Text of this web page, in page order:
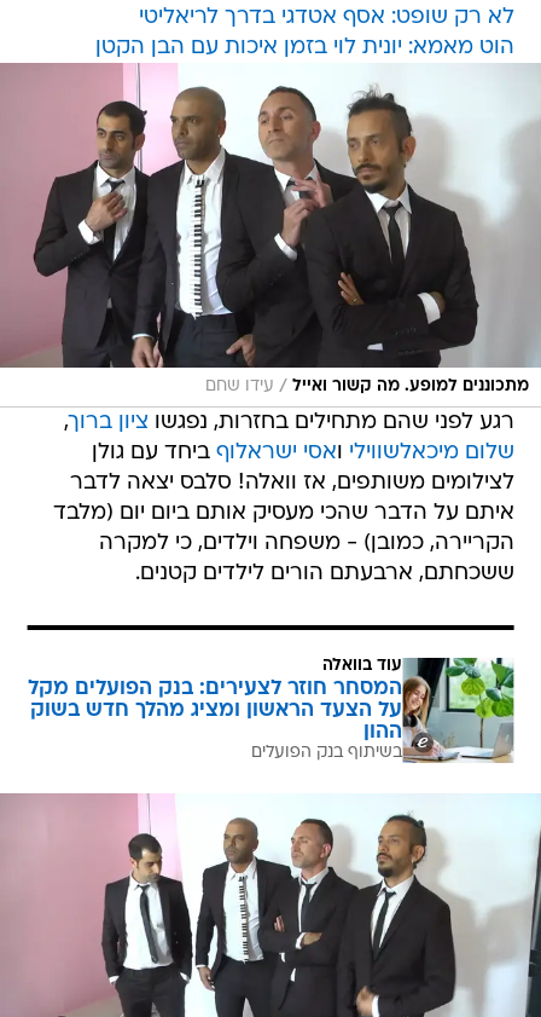
לא רק שופט: אסף אטדגי בדרך לריאליטי
הוט מאמא: יונית לוי בזמן איכות עם הבן הקטן
מתכוננים למופע. מה קשור ואייל / עידו שחם
רגע לפני שהם מתחילים בחזרות, נפגשו ציון ברוך,
שלום מיכאלשווילי ואסי ישראלוף ביחד עם גולן
לצילומים משותפים, אז וואלה! סלבס יצאה לדבר
איתם על הדבר שהכי מעסיק אותם ביום יום (מלבד
הקריירה, כמובן) - משפחה וילדים, כי למקרה
ששכחתם, ארבעתם הורים לילדים קטנים.
עוד בוואלה
המסחר חוזר לצעירים: בנק הפועלים מקל
על הצעד הראשון ומציג מהלך חדש בשוק
ההון
בשיתוף בנק הפועלים